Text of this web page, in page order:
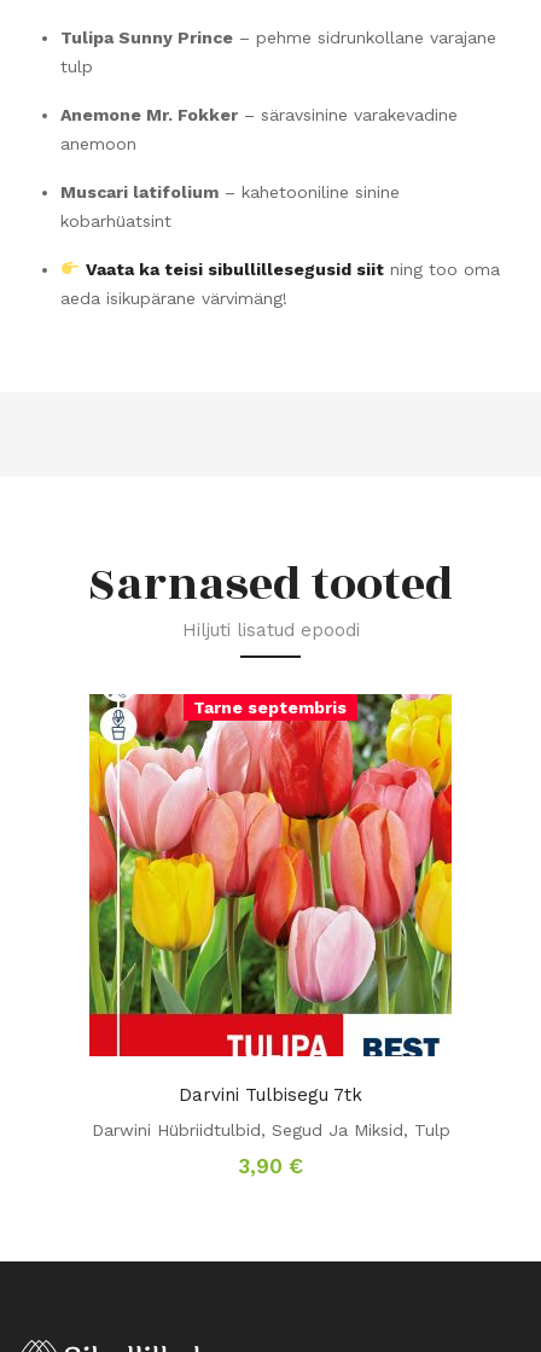
Tulipa Sunny Prince – pehme sidrunkollane varajane
tulp
Anemone Mr. Fokker – säravsinine varakevadine
anemoon
Muscari latifolium – kahetooniline sinine
kobarhüatsint
Vaata ka teisi sibullillesegusid siitning too oma
aeda isikupärane värvimäng!
Sarnased tooted
Hiljuti lisatud epoodi
Tarne septembris
Darvini Tulbisegu 7tk
Darwini Hübriidtulbid, Segud Ja Miksid, Tulp
3,90 €